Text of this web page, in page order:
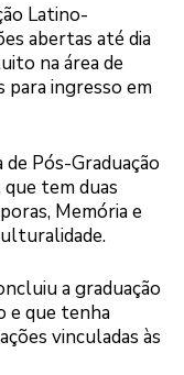
Latino-
abertas até dia
na área de
para ingresso em
Pós-Graduação
que tem duas
Memória e
a graduação
e que tenha
vinculadas às